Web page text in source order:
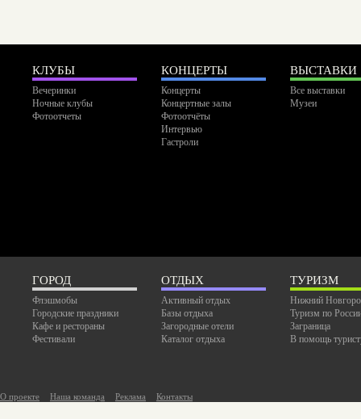
КЛУБЫ
Вечеринки
Ночные клубы
Фотоотчеты
КОНЦЕРТЫ
Концерты
Концертные залы
Фотоотчёты
Интервью
Гастроли
ВЫСТАВКИ
Все выставки
Музеи
ГОРОД
Флэшмобы
Городские праздники
Кафе и рестораны
Фестивали
ОТДЫХ
Активный отдых
Базы отдыха
Загородные отели
Каталог отдыха
ТУРИЗМ
Нижний
Туризм по
Заграница
В помощь
О проекте Наша команда Реклама Контакты